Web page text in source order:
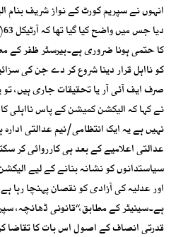
کا حتمی ہونا ضروری ہے۔بیرسٹر ظفر کے
کو نااہل قرار دینا شروع کر دے جن کی
صرف ایف آئی آر یا تحقیقات جاری ہیں،
نے کہا کہ الیکشن کمیشن کے پاس نااہلی
نہیں ہے یہ ایک انتظامی/نیم عدالتی
عدالتی اعلامیے کے بعد ہی کارروائی کر
سیاستدانوں کو نشانہ بنانے کے لیے
اور عدلیہ کی آزادی کو نقصان پہنچا رہا
ہے۔سینیٹر کے مطابق،‘‘قانونی ڈھانچہ،
قدرتی انصاف کے اصول اس بات کا تقاضا